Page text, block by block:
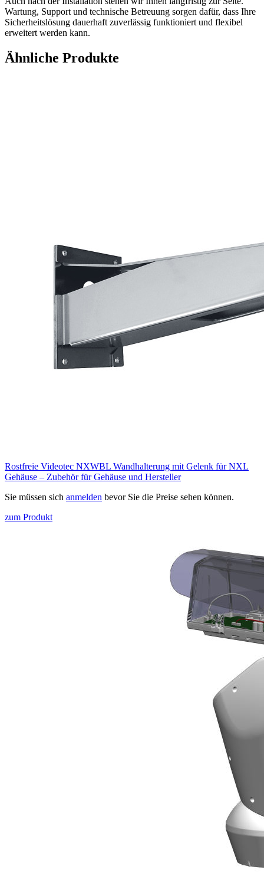
Wartung, Support und technische Betreuung sorgen dafür, dass Ihre
Sicherheitslösung dauerhaft zuverlässig funktioniert und flexibel
erweitert werden kann.
Ähnliche Produkte
Rostfreie Videotec NXWBL Wandhalterung mit Gelenk für NXL
Gehäuse – Zubehör für Gehäuse und Hersteller
Sie müssen sich anmelden bevor Sie die Preise sehen können.
zum Produkt